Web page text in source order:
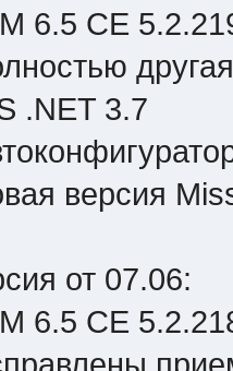
6.5 CE
.NET 3.7
версия
от 07.06:
6.5 CE